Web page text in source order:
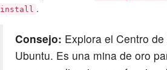
install .
Consejo: Explora el Centro
Ubuntu. Es una mina de oro